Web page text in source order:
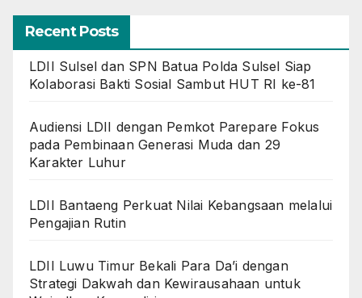
Recent Posts
LDII Sulsel dan SPN Batua Polda Sulsel Siap
Kolaborasi Bakti Sosial Sambut HUT RI ke-81
Audiensi LDII dengan Pemkot Parepare Fokus
pada Pembinaan Generasi Muda dan 29
Karakter Luhur
LDII Bantaeng Perkuat Nilai Kebangsaan melalui
Pengajian Rutin
LDII Luwu Timur Bekali Para Da’i dengan
Strategi Dakwah dan Kewirausahaan untuk